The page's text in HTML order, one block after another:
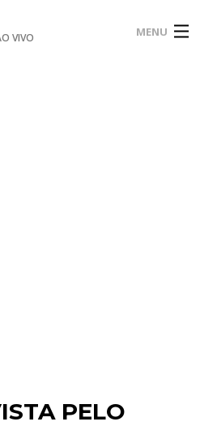
VIVO MENU
PELO